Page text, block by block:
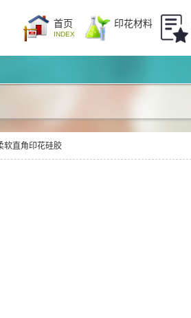
首页
INDEX
印花材料
软直角印花硅胶